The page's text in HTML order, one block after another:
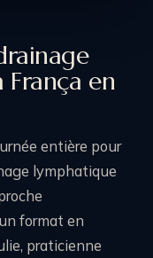
en
entière pour
lymphatique
format en
praticienne